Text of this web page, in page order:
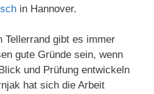
in Hannover.
Tellerrand gibt es immer
gute Gründe sein, wenn
und Prüfung entwickeln
hat sich die Arbeit